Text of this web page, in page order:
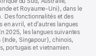
et Royaume-Uni), dans le
Des fonctionnalités et des
en avril, et d’autres langues
2025, les langues suivantes
Singapour), chinois,
portugais et vietnamien.